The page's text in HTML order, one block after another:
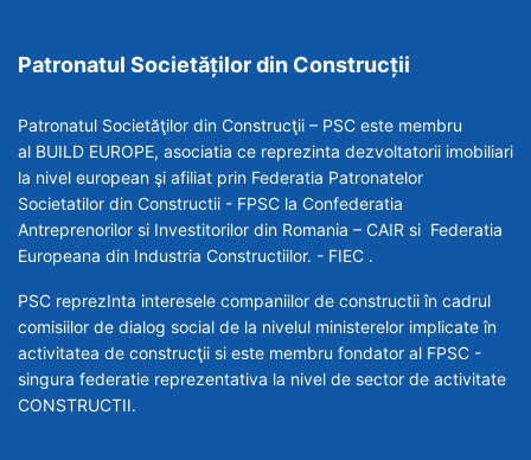
Patronatul Societăților din Construcții
Patronatul Societăţilor din Construcţii – PSC este membru
al BUILD EUROPE, asociatia ce reprezinta dezvoltatorii imobiliari
la nivel european şi afiliat prin Federatia Patronatelor
Societatilor din Constructii - FPSC la Confederatia
Antreprenorilor si Investitorilor din Romania – CAIR si Federatia
Europeana din Industria Constructiilor. - FIEC .
PSC reprezInta interesele companiilor de constructii în cadrul
comisiilor de dialog social de la nivelul ministerelor implicate în
activitatea de construcţii si este membru fondator al FPSC -
singura federatie reprezentativa la nivel de sector de activitate
CONSTRUCTII.